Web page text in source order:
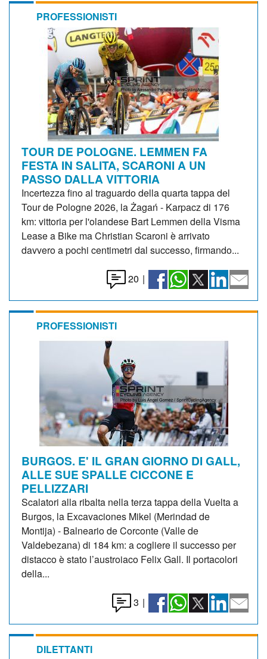
PROFESSIONISTI
TOUR DE POLOGNE. LEMMEN FA
FESTA IN SALITA, SCARONI A UN
PASSO DALLA VITTORIA
Incertezza fino al traguardo della quarta tappa del
Tour de Pologne 2026, la Żagań - Karpacz di 176
km: vittoria per l'olandese Bart Lemmen della Visma
Lease a Bike ma Christian Scaroni è arrivato
davvero a pochi centimetri dal successo, firmando...
20 |
PROFESSIONISTI
BURGOS. E' IL GRAN GIORNO DI GALL,
ALLE SUE SPALLE CICCONE E
PELLIZZARI
Scalatori alla ribalta nella terza tappa della Vuelta a
Burgos, la Excavaciones Mikel (Merindad de
Montija) - Balneario de Corconte (Valle de
Valdebezana) di 184 km: a cogliere il successo per
distacco è stato l’austroiaco Felix Gall. Il portacolori
della...
3 |
DILETTANTI